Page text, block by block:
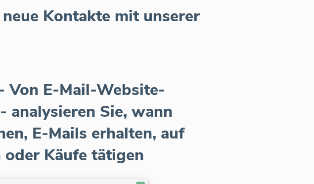
Kontakte mit unserer
Von E-Mail-Website-
analysieren Sie, wann
E-Mails erhalten, auf
Käufe tätigen